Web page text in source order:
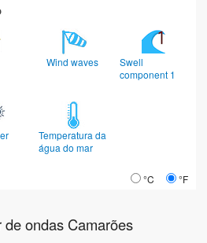
Wind waves
Swell
component 1
Temperatura da
água do mar
°C °F
de ondas Camarões